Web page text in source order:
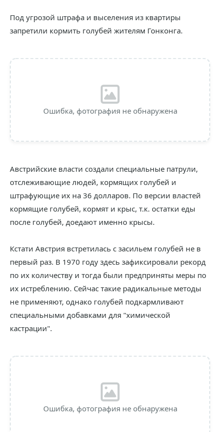
Под угрозой штрафа и выселения из квартиры
запретили кормить голубей жителям Гонконга.
Ошибка, фотография не обнаружена
Австрийские власти создали специальные патрули,
отслеживающие людей, кормящих голубей и
штрафующие их на 36 долларов. По версии властей
кормящие голубей, кормят и крыс, т.к. остатки еды
после голубей, доедают именно крысы.
Кстати Австрия встретилась с засильем голубей не в
первый раз. В 1970 году здесь зафиксировали рекорд
по их количеству и тогда были предприняты меры по
их истреблению. Сейчас такие радикальные методы
не применяют, однако голубей подкармливают
специальными добавками для "химической
кастрации".
Ошибка, фотография не обнаружена